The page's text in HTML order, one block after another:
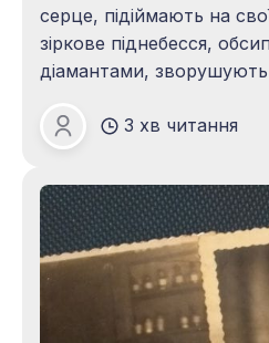
серце, підіймають на
зіркове піднебесся,
діамантами,
милуватися життям, його
неймовірними
насолоди і радості. Людино! Зупинись на
хвилину! Віддайся
Зоя ПАЦАЛО
3 хв читання